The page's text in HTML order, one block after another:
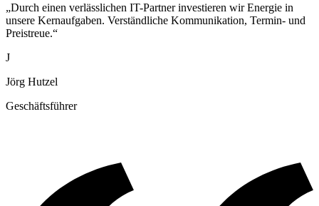
„Durch einen verlässlichen IT-Partner investieren wir Energie in
unsere Kernaufgaben. Verständliche Kommunikation, Termin- und
Preistreue.“
J
Jörg Hutzel
Geschäftsführer